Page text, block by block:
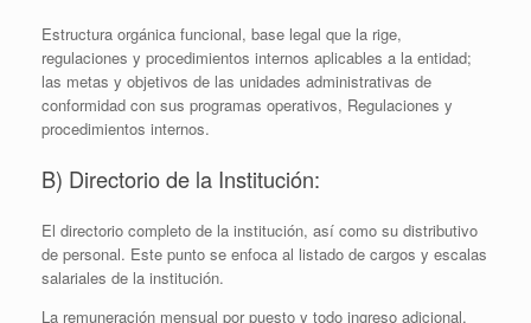
Estructura orgánica funcional, base legal que la rige,
regulaciones y procedimientos internos aplicables a la entidad;
las metas y objetivos de las unidades administrativas de
conformidad con sus programas operativos, Regulaciones y
procedimientos internos.
B) Directorio de la Institución:
El directorio completo de la institución, así como su distributivo
de personal. Este punto se enfoca al listado de cargos y escalas
salariales de la institución.
La remuneración mensual por puesto y todo ingreso adicional,